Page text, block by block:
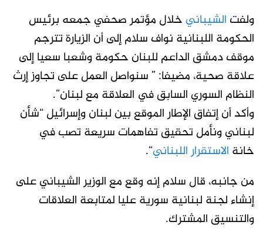
ولفت الشيباني خلال مؤتمر صحفي جمعه برئيس
الحكومة اللبنانية نواف سلام إلى أن الزيارة تترجم
موقف دمشق الداعم للبنان حكومة وشعبا سعيا إلى
علاقة صحية، مضيفا: ” سنواصل العمل على تجاوز إرث
النظام السوري السابق في العلاقة مع لبنان”.
وأكد أن إتفاق الإطار الموقع بين لبنان وإسرائيل “شأن
لبناني ونأمل تحقيق تفاهمات سريعة تصب في
خانة الاستقرار اللبناني“.
من جانبه، قال سلام إنه وقع مع الوزير الشيباني على
إنشاء لجنة لبنانية سورية عليا لمتابعة العلاقات
والتنسيق المشترك.